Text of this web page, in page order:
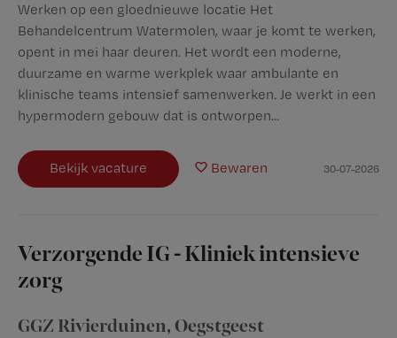
Werken op een gloednieuwe locatie Het
Behandelcentrum Watermolen, waar je komt te werken,
opent in mei haar deuren. Het wordt een moderne,
duurzame en warme werkplek waar ambulante en
klinische teams intensief samenwerken. Je werkt in een
hypermodern gebouw dat is ontworpen...
Bekijk vacature Bewaren 30-07-2026
Verzorgende IG - Kliniek intensieve
zorg
GGZ Rivierduinen, Oegstgeest